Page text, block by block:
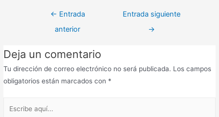
← Entrada
anterior
Entrada siguiente
→
Deja un comentario
Tu dirección de correo electrónico no será publicada. Los campos
obligatorios están marcados con *